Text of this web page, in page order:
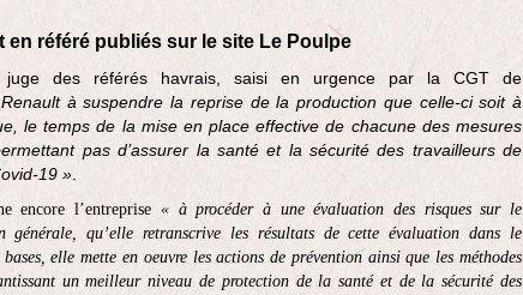
en référé publiés sur le site Le Poulpe
juge des référés havrais, saisi en urgence par la CGT de
à suspendre la reprise de la production que celle-ci soit à
le temps de la mise en place effective de chacune des mesures
pas d’assurer la santé et la sécurité des travailleurs de
19 »
encore l’entreprise « à procéder à une évaluation des risques sur le
générale, qu’elle retranscrive les résultats de cette évaluation dans le
elle mette en oeuvre les actions de prévention ainsi que les méthodes
un meilleur niveau de protection de la santé et de la sécurité des